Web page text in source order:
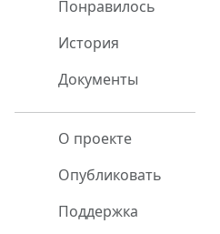
Понравилось
История
Документы
О проекте
Опубликовать
Поддержка